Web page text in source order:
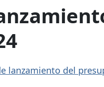
lanzamiento del